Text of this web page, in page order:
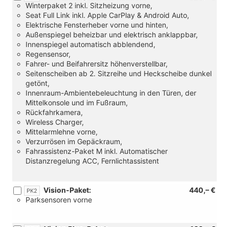
Winterpaket 2 inkl. Sitzheizung vorne,
Seat Full Link inkl. Apple CarPlay & Android Auto,
Elektrische Fensterheber vorne und hinten,
Außenspiegel beheizbar und elektrisch anklappbar,
Innenspiegel automatisch abblendend,
Regensensor,
Fahrer- und Beifahrersitz höhenverstellbar,
Seitenscheiben ab 2. Sitzreihe und Heckscheibe dunkel
getönt,
Innenraum-Ambientebeleuchtung in den Türen, der
Mittelkonsole und im Fußraum,
Rückfahrkamera,
Wireless Charger,
Mittelarmlehne vorne,
Verzurrösen im Gepäckraum,
Fahrassistenz-Paket M inkl. Automatischer
Distanzregelung ACC, Fernlichtassistent
PK2 440,– €
Vision-Paket:
Parksensoren vorne